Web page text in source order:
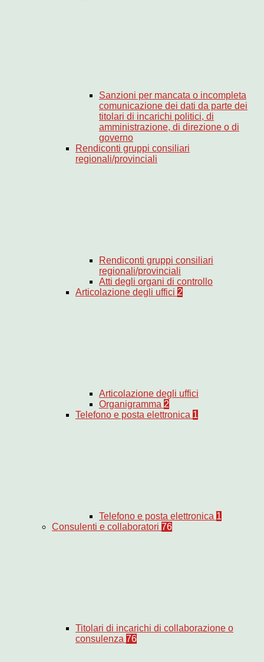
Sanzioni per mancata o incompleta
comunicazione dei dati da parte dei
titolari di incarichi politici, di
amministrazione, di direzione o di
governo
Rendiconti gruppi consiliari
regionali/provinciali
Rendiconti gruppi consiliari
regionali/provinciali
Atti degli organi di controllo
Articolazione degli uffici 2
Articolazione degli uffici
Organigramma 2
Telefono e posta elettronica 1
Telefono e posta elettronica 1
Consulenti e collaboratori 76
Titolari di incarichi di collaborazione o
consulenza 76